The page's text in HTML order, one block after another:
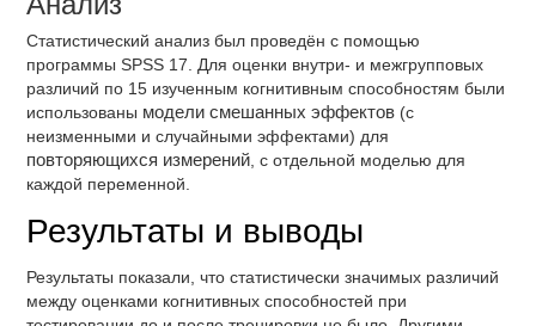
Статистический анализ был проведён с помощью
программы SPSS 17. Для оценки внутри- и межгрупповых
различий по 15 изученным когнитивным способностям были
использованы модели смешанных эффектов (с
неизменными и случайными эффектами) для
повторяющихся измерений , с отдельной моделью для
каждой переменной.
Результаты и выводы
Результаты показали, что статистически значимых различий
между оценками когнитивных способностей при